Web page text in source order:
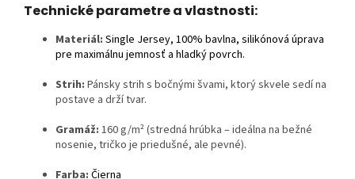
Technické parametre a vlastnosti:
Materiál: Single Jersey, 100% bavlna, silikónová úprava
pre maximálnu jemnosť a hladký povrch.
Strih: Pánsky strih s bočnými švami, ktorý skvele sedí na
postave a drží tvar.
Gramáž: 160 g/m² (stredná hrúbka – ideálna na bežné
nosenie, tričko je priedušné, ale pevné).
Farba: Čierna